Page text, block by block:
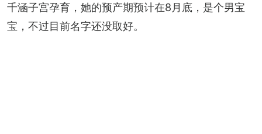
千涵子宫孕育，她的预产期预计在8月底，是个男宝
宝，不过目前名字还没取好。